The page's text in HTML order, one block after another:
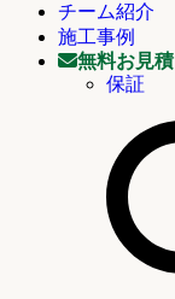
チーム紹介
施工事例
無料お見積
保証